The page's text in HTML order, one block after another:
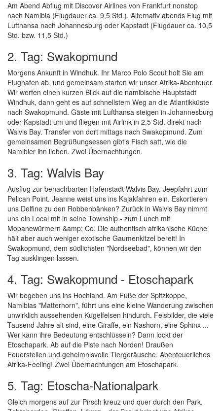
Am Abend Abflug mit Discover Airlines von Frankfurt nonstop
nach Namibia (Flugdauer ca. 9,5 Std.). Alternativ abends Flug mit
Lufthansa nach Johannesburg oder Kapstadt (Flugdauer ca. 10,5
Std. bzw. 11,5 Std.)
2. Tag: Swakopmund
Morgens Ankunft in Windhuk. Ihr Marco Polo Scout holt Sie am
Flughafen ab, und gemeinsam starten wir unser Afrika-Abenteuer.
Wir werfen einen kurzen Blick auf die namibische Hauptstadt
Windhuk, dann geht es auf schnellstem Weg an die Atlantikküste
nach Swakopmund. Gäste mit Lufthansa steigen in Johannesburg
oder Kapstadt um und fliegen mit Airlink in 2,5 Std. direkt nach
Walvis Bay. Transfer von dort mittags nach Swakopmund. Zum
gemeinsamen Begrüßungsessen gibt's Fisch satt, wie die
Namibier ihn lieben. Zwei Übernachtungen.
3. Tag: Walvis Bay
Ausflug zur benachbarten Hafenstadt Walvis Bay. Jeepfahrt zum
Pelican Point. Jeanne weist uns ins Kajakfahren ein. Eskortieren
uns Delfine zu den Robbenbänken? Zurück in Walvis Bay nimmt
uns ein Local mit in seine Township - zum Lunch mit
Mopanewürmern &amp; Co. Die authentisch afrikanische Küche
hält aber auch weniger exotische Gaumenkitzel bereit! In
Swakopmund, dem südlichsten "Nordseebad", können wir den
Tag ausklingen lassen.
4. Tag: Swakopmund - Etoschapark
Wir begeben uns ins Hochland. Am Fuße der Spitzkoppe,
Namibias "Matterhorn", führt uns eine kleine Wanderung zwischen
unwirklich aussehenden Kugelfelsen hindurch. Felsbilder, die viele
Tausend Jahre alt sind, eine Giraffe, ein Nashorn, eine Sphinx ...
Wer kann ihre Bedeutung entschlüsseln? Dann lockt der
Etoschapark. Ab auf die Piste nach Norden! Draußen
Feuerstellen und geheimnisvolle Tiergeräusche. Abenteuerliches
Afrika-Feeling! Zwei Übernachtungen am Etoschapark.
5. Tag: Etoscha-Nationalpark
Gleich morgens auf zur Pirsch kreuz und quer durch den Park.